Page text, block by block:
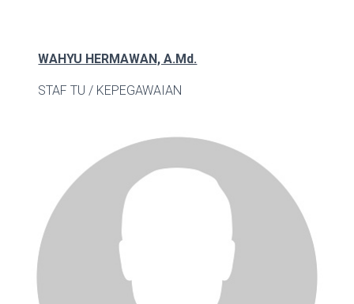
WAHYU HERMAWAN, A.Md.
STAF TU / KEPEGAWAIAN